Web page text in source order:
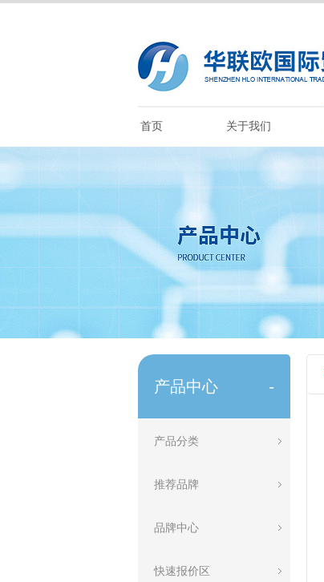
首页 关于我们
产品中心 -
产品分类
推荐品牌
品牌中心
快速报价区